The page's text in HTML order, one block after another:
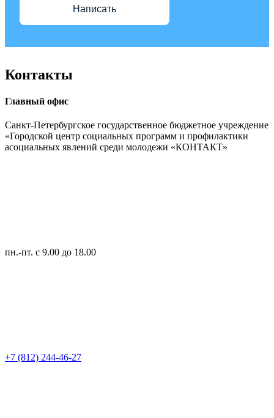
Написать
Контакты
Главный офис
Санкт-Петербургское государственное бюджетное учреждение
«Городской центр социальных программ и профилактики
асоциальных явлений среди молодежи «КОНТАКТ»
пн.-пт. с 9.00 до 18.00
+7 (812) 244-46-27